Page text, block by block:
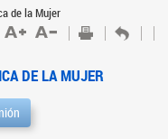
de la Mujer
DE LA MUJER